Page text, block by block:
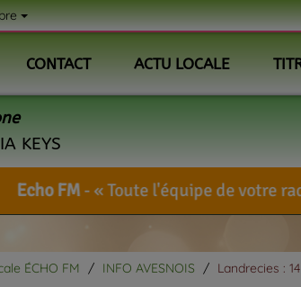
CONTACT ACTU LOCALE
KEYS
l'équipe de votre radio vous
ÉCHO FM INFO AVESNOIS Landrecies :